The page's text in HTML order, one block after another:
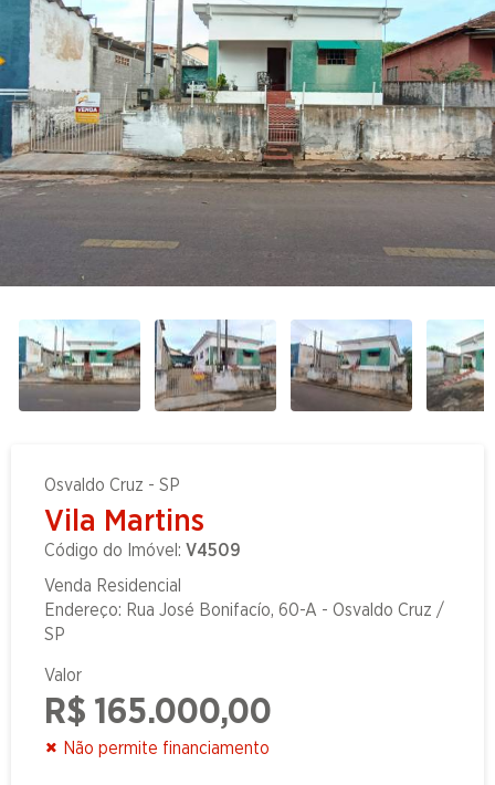
Osvaldo Cruz - SP
Vila Martins
Código do Imóvel: V4509
Venda Residencial
Endereço: Rua José Bonifacío, 60-A - Osvaldo Cruz /
SP
Valor
R$ 165.000,00
Não permite financiamento